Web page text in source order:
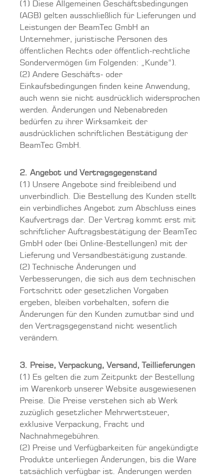
(1) Diese Allgemeinen Geschäftsbedingungen
(AGB) gelten ausschließlich für Lieferungen und
Leistungen der BeamTec GmbH an
Unternehmer, juristische Personen des
öffentlichen Rechts oder öffentlich-rechtliche
Sondervermögen (im Folgenden: „Kunde“).
(2) Andere Geschäfts- oder
Einkaufsbedingungen finden keine Anwendung,
auch wenn sie nicht ausdrücklich widersprochen
werden. Änderungen und Nebenabreden
bedürfen zu ihrer Wirksamkeit der
ausdrücklichen schriftlichen Bestätigung der
BeamTec GmbH.
2. Angebot und Vertragsgegenstand
(1) Unsere Angebote sind freibleibend und
unverbindlich. Die Bestellung des Kunden stellt
ein verbindliches Angebot zum Abschluss eines
Kaufvertrags dar. Der Vertrag kommt erst mit
schriftlicher Auftragsbestätigung der BeamTec
GmbH oder (bei Online-Bestellungen) mit der
Lieferung und Versandbestätigung zustande.
(2) Technische Änderungen und
Verbesserungen, die sich aus dem technischen
Fortschritt oder gesetzlichen Vorgaben
ergeben, bleiben vorbehalten, sofern die
Änderungen für den Kunden zumutbar sind und
den Vertragsgegenstand nicht wesentlich
verändern.
3. Preise, Verpackung, Versand, Teillieferungen
(1) Es gelten die zum Zeitpunkt der Bestellung
im Warenkorb unserer Website ausgewiesenen
Preise. Die Preise verstehen sich ab Werk
zuzüglich gesetzlicher Mehrwertsteuer,
exklusive Verpackung, Fracht und
Nachnahmegebühren.
(2) Preise und Verfügbarkeiten für angekündigte
Produkte unterliegen Änderungen, bis die Ware
tatsächlich verfügbar ist. Änderungen werden